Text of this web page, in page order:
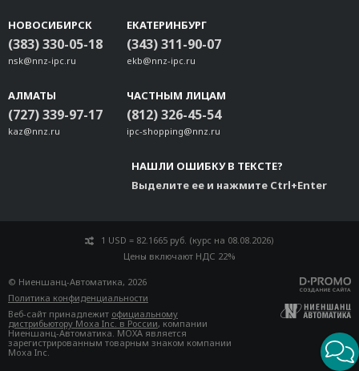
НОВОСИБИРСК
(383) 330-05-18
nsk@nnz-ipc.ru
ЕКАТЕРИНБУРГ
(343) 311-90-07
ekb@nnz-ipc.ru
АЛМАТЫ
(727) 339-97-17
kaz@nnz.ru
ЧАСТНЫМ ЛИЦАМ
(812) 326-45-54
ipc-shopping@nnz.ru
НАШЛИ ОШИБКУ В ТЕКСТЕ?
Выделите ее и нажмите Ctrl+Enter
1 USD = 82.1665 руб. (курс на 08.08.2026)
Цены включают НДС 22%
© Ниеншанц-Автоматика, 2026
Политика конфиденциальности
Веб-сайт принадлежит официальному
дистрибьютору Moxa Inc. в России, компании
Ниеншанц-Автоматика. MOXA является
зарегистрированным товарным знаком компании
Moxa Inc.